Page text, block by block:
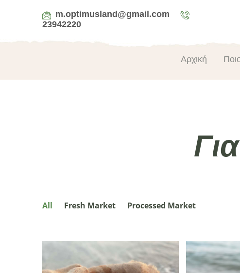
m.optimusland@gmail.com
23942220
Αρχική
All Fresh Market Processed Market